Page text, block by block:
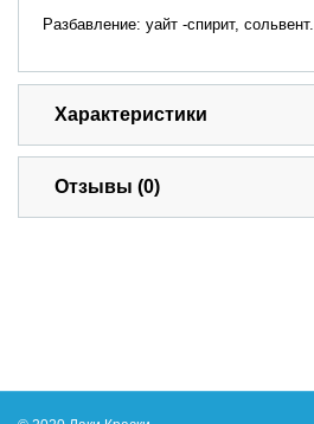
Разбавление: уайт -спирит, сольвент.
Характеристики
Отзывы (0)